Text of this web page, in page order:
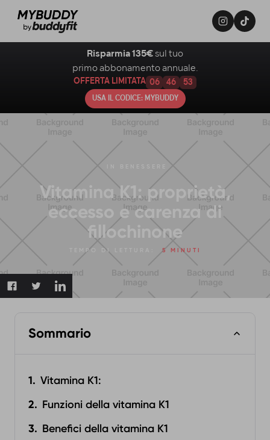
Vitamina K1: proprietà,
eccesso e carenza di
fillochinone
TEMPO DI LETTURA: 5 MINUTI
Sommario
Vitamina K1:
Funzioni della vitamina K1
Benefici della vitamina K1
Risparmia 135€ sul tuo
primo abbonamento annuale.
OFFERTA LIMITATA 06 46 52
USA IL CODICE: MYBUDDY